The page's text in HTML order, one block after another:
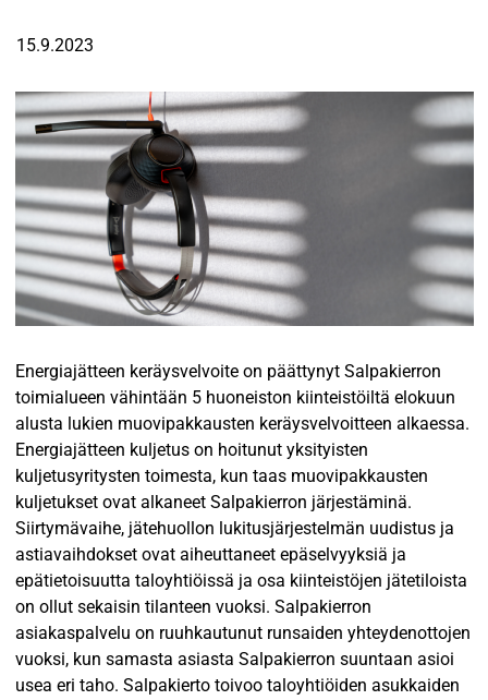
15.9.2023
Energiajätteen keräysvelvoite on päättynyt Salpakierron
toimialueen vähintään 5 huoneiston kiinteistöiltä elokuun
alusta lukien muovipakkausten keräysvelvoitteen alkaessa.
Energiajätteen kuljetus on hoitunut yksityisten
kuljetusyritysten toimesta, kun taas muovipakkausten
kuljetukset ovat alkaneet Salpakierron järjestäminä.
Siirtymävaihe, jätehuollon lukitusjärjestelmän uudistus ja
astiavaihdokset ovat aiheuttaneet epäselvyyksiä ja
epätietoisuutta taloyhtiöissä ja osa kiinteistöjen jätetiloista
on ollut sekaisin tilanteen vuoksi. Salpakierron
asiakaspalvelu on ruuhkautunut runsaiden yhteydenottojen
vuoksi, kun samasta asiasta Salpakierron suuntaan asioi
usea eri taho. Salpakierto toivoo taloyhtiöiden asukkaiden